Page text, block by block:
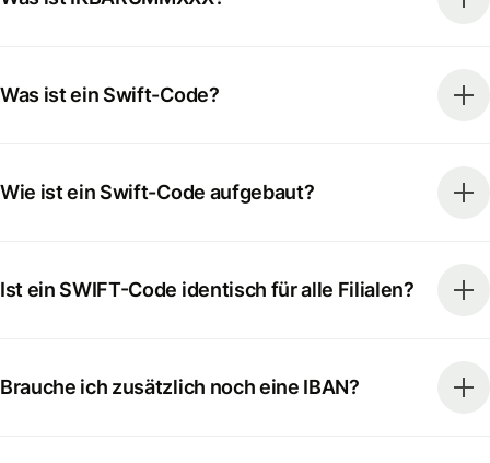
Was ist ein Swift-Code?
Wie ist ein Swift-Code aufgebaut?
Ist ein SWIFT-Code identisch für alle Filialen?
Brauche ich zusätzlich noch eine IBAN?